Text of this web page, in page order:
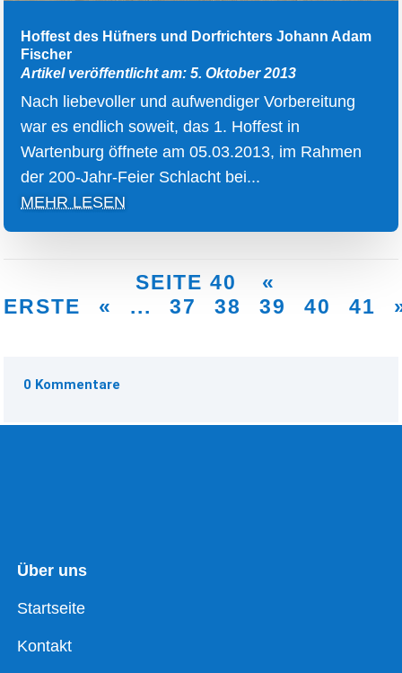
Hoffest des Hüfners und Dorfrichters Johann Adam
Fischer
Artikel veröffentlicht am: 5. Oktober 2013
Nach liebevoller und aufwendiger Vorbereitung
war es endlich soweit, das 1. Hoffest in
Wartenburg öffnete am 05.03.2013, im Rahmen
der 200-Jahr-Feier Schlacht bei...
MEHR LESEN
SEITE 40
«
ERSTE
« ... 37 38 39 40 41
0 Kommentare
Über uns
Startseite
Kontakt